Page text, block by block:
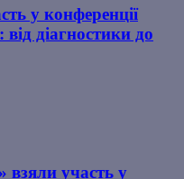
у конференції
діагностики до
взяли участь у